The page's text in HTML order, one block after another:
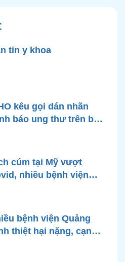
tin y khoa
kêu gọi dán nhãn
báo ung thư trên bao
cúm tại Mỹ vượt
nhiều bệnh viện
bệnh viện Quảng
thiệt hại nặng, cạn